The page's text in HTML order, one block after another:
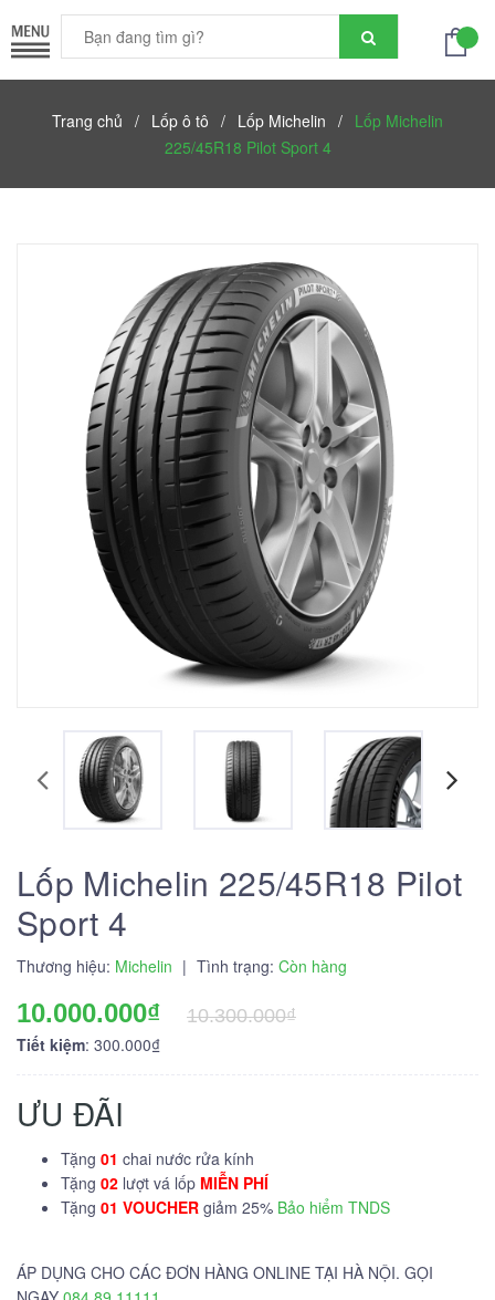
Trang chủ / Lốp ô tô / Lốp Michelin / Lốp Michelin
225/45R18 Pilot Sport 4
Lốp Michelin 225/45R18 Pilot
Sport 4
Thương hiệu: Michelin | Tình trạng: Còn hàng
10.000.000₫
10.300.000₫
Tiết kiệm: 300.000₫
ƯU ĐÃI
Tặng 01 chai nước rửa kính
Tặng 02 lượt vá lốp MIỄN PHÍ
Tặng 01 VOUCHER giảm 25% Bảo hiểm TNDS
ÁP DỤNG CHO CÁC ĐƠN HÀNG ONLINE TẠI HÀ NỘI. GỌI